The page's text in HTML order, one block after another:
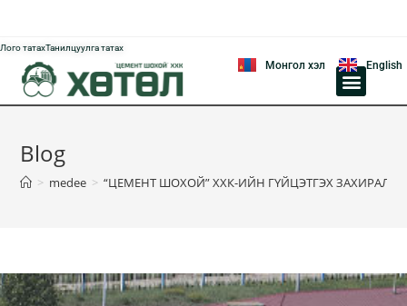
Лого татахТанилцуулга татах
Монгол хэл English
Blog
> medee > “ЦЕМЕНТ ШОХОЙ” ХХК-ИЙН ГҮЙЦЭТГЭХ ЗАХИРАЛ